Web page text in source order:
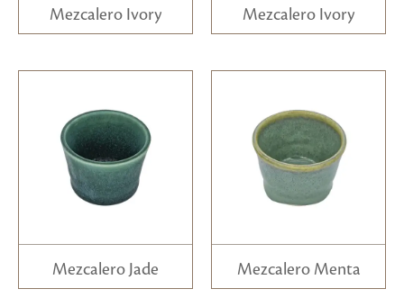
Mezcalero Ivory Mezcalero Ivory
Mezcalero Jade Mezcalero Menta